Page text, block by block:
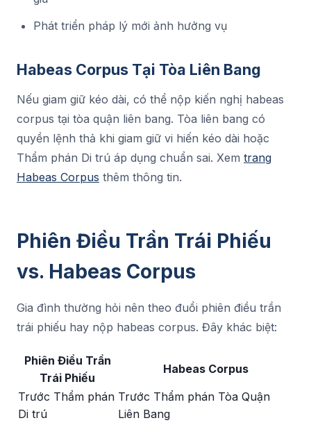
Phát triển pháp lý mới ảnh hưởng vụ
Habeas Corpus Tại Tòa Liên Bang
Nếu giam giữ kéo dài, có thể nộp kiến nghị habeas
corpus tại tòa quận liên bang. Tòa liên bang có
quyền lệnh thả khi giam giữ vi hiến kéo dài hoặc
Thẩm phán Di trú áp dụng chuẩn sai. Xem trang
Habeas Corpus thêm thông tin.
Phiên Điều Trần Trái Phiếu
vs. Habeas Corpus
Gia đình thường hỏi nên theo đuổi phiên điều trần
trái phiếu hay nộp habeas corpus. Đây khác biệt:
Phiên Điều Trần
Trái Phiếu
Habeas Corpus
Trước Thẩm phán
Di trú
Trước Thẩm phán Tòa Quận
Liên Bang